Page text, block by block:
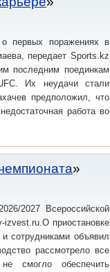
первых поражениях в
передает Sports.kz
последним поединкам
Их неудачи стали
предположил, что
работа во
2027 Всероссийской
izvest.ru.О приостановке
сотрудниками объявил
рассмотрело все
смогло обеспечить